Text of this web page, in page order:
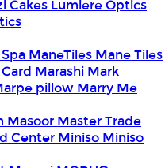
Cakes Lumiere Optics
ManeTiles Mane Tiles
Marashi Mark
pillow Marry Me
Masoor Master Trade
Center Miniso Miniso